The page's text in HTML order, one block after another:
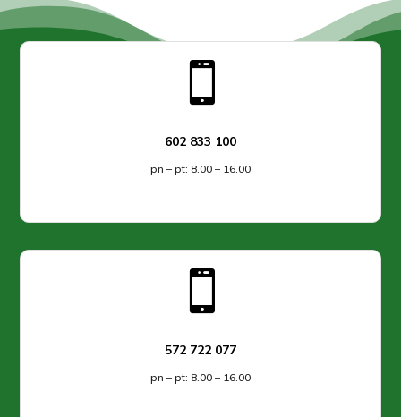

602 833 100
pn – pt: 8.00 – 16.00

572 722 077
pn – pt: 8.00 – 16.00